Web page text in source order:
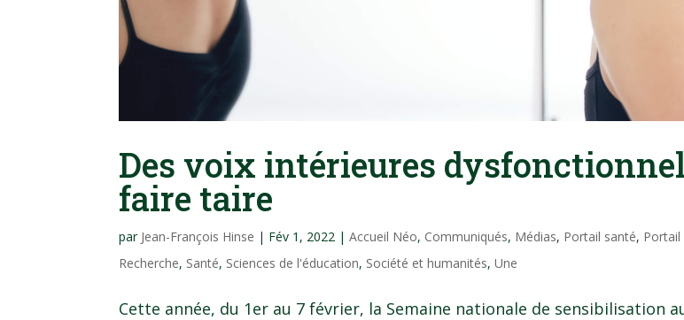
Des voix intérieures
faire taire
par Jean-François Hinse | Fév 1, 2022 |Accueil Néo, Communiqués, Médias, Portail santé,
Recherche, Santé, Sciences de l'éducation, Société et humanités,Une
Cette année, du 1er au 7 février, la Semaine nationale de sensibilisation